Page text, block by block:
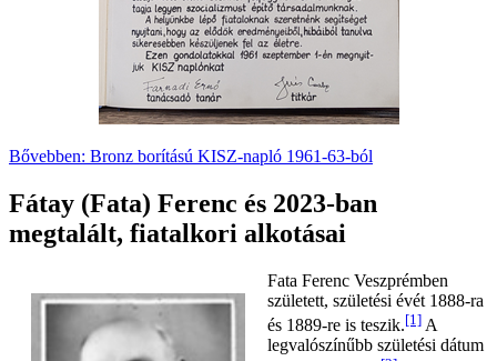
Bővebben: Bronz borítású KISZ-napló 1961-63-ból
Fátay (Fata) Ferenc és 2023-ban
megtalált, fiatalkori alkotásai
Fata Ferenc Veszprémben
született, születési évét 1888-ra
és 1889-re is teszik.[1] A
legvalószínűbb születési dátum